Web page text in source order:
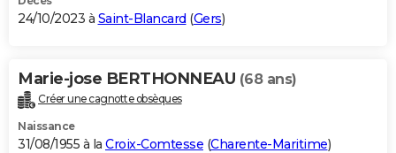
24/10/2023 à Saint-Blancard (Gers)
Marie-jose BERTHONNEAU (68 ans)
Créer une cagnotte obsèques
Naissance
31/08/1955 à la Croix-Comtesse (Charente-Maritime)